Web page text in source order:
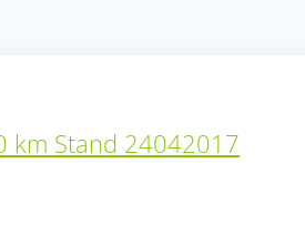
km Stand 24042017